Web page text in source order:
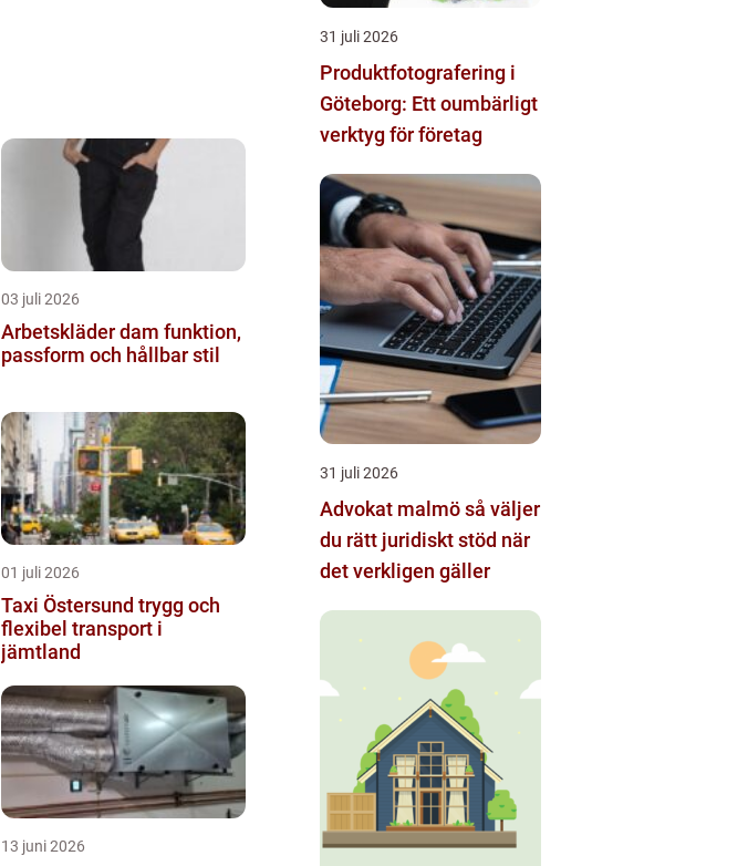
03 juli 2026
Arbetskläder dam funktion,
passform och hållbar stil
01 juli 2026
Taxi Östersund trygg och
flexibel transport i
jämtland
13 juni 2026
31 juli 2026
Produktfotografering i
Göteborg: Ett oumbärligt
verktyg för företag
31 juli 2026
Advokat malmö så väljer
du rätt juridiskt stöd när
det verkligen gäller